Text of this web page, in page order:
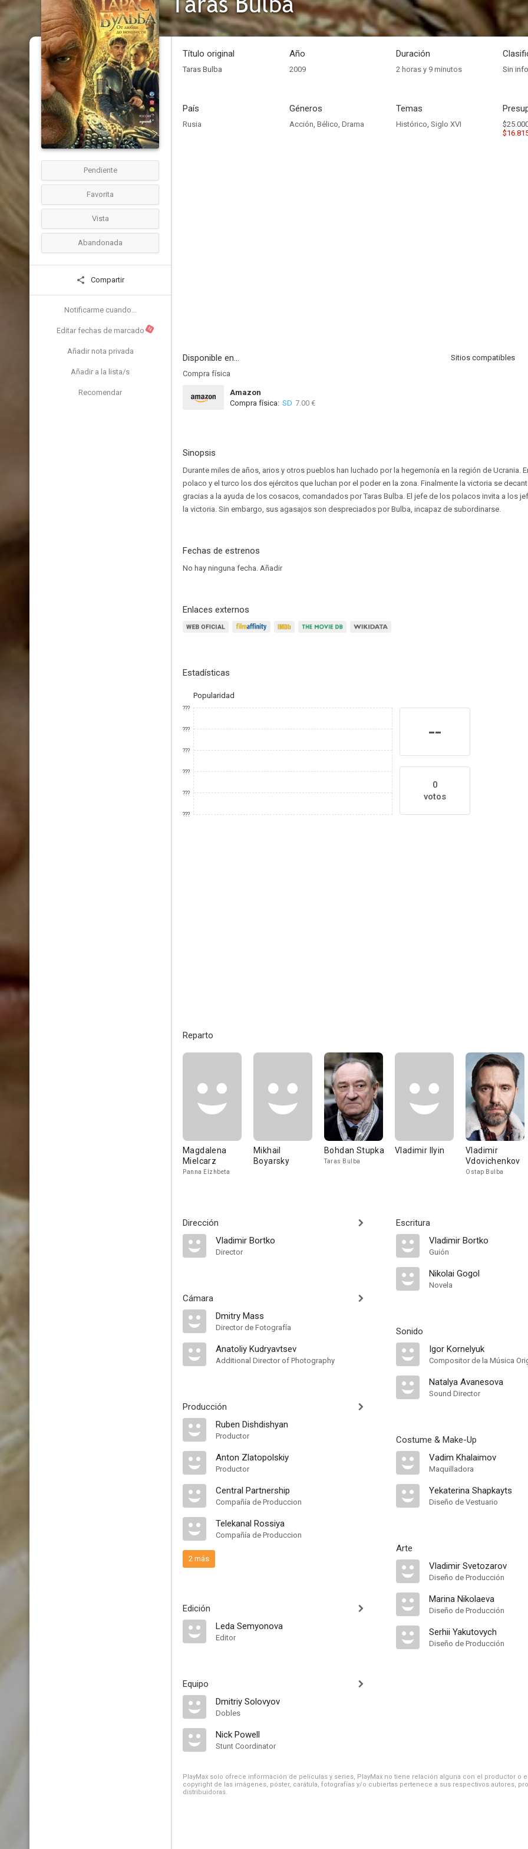
Pendiente
Favorita
Vista
Abandonada
Compartir
Notificarme cuando...
Editar fechas de marcado N
Añadir nota privada
Añadir a la lista/s
Recomendar
Título original
Taras Bulba
Año
2009
Duración
2 horas y 9 minutos Sin
País
Rusia
Géneros
Acción, Bélico, Drama
Temas
Histórico, Siglo XVI
Disponible en...
Sitios compatibles
Compra física
Amazon
Compra física: SD 7.00 €
Sinopsis
Durante miles de años, arios y otros pueblos han luchado por la hegemonía en la región de Ucrania.
polaco y el turco los dos ejércitos que luchan por el poder en la zona. Finalmente la victoria se
gracias a la ayuda de los cosacos, comandados por Taras Bulba. El jefe de los polacos invita a los
la victoria. Sin embargo, sus agasajos son despreciados por Bulba, incapaz de subordinarse.
Fechas de estrenos
No hay ninguna fecha. Añadir
Enlaces externos
Estadísticas
Popularidad
???
???
???
???
???
???
--
0
votos
Reparto
Magdalena
Mielcarz
Panna Elzhbeta
Mikhail
Boyarsky
Bohdan Stupka
Taras Bulba
Vladimir Ilyin
Vladimir
Vdovichenkov
Ostap Bulba
Dirección
Vladimir Bortko
Director
Cámara
Dmitry Mass
Director de Fotografía
Anatoliy Kudryavtsev
Additional Director of Photography
Producción
Ruben Dishdishyan
Productor
Anton Zlatopolskiy
Productor
Central Partnership
Compañía de Produccion
Telekanal Rossiya
Compañía de Produccion
2 más
Edición
Leda Semyonova
Editor
Equipo
Dmitriy Solovyov
Dobles
Nick Powell
Stunt Coordinator
Escritura
Vladimir Bortko
Guión
Nikolai Gogol
Novela
Sonido
Igor Kornelyuk
Compositor de la Música
Natalya Avanesova
Sound Director
Costume & Make-Up
Vadim Khalaimov
Maquilladora
Yekaterina Shapkayts
Diseño de Vestuario
Arte
Vladimir Svetozarov
Diseño de Producción
Marina Nikolaeva
Diseño de Producción
Serhii Yakutovych
Diseño de Producción
PlayMax solo ofrece información de películas y series, PlayMax no tiene relación alguna con el productor o
copyright de las imágenes, póster, carátula, fotografías y/o cubiertas pertenece a sus respectivos autores,
distribuidoras.